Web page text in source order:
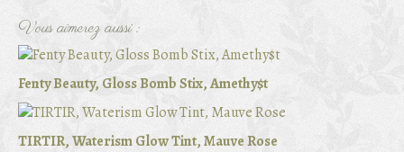
Vous aimerez aussi :
Fenty Beauty, Gloss Bomb Stix, Amethy$t
TIRTIR, Waterism Glow Tint, Mauve Rose